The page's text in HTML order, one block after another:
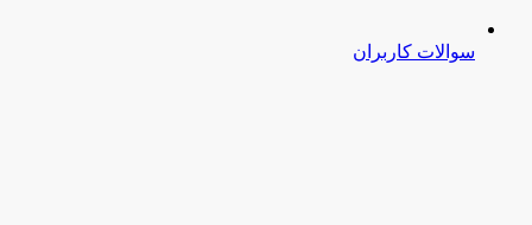
سوالات کاربران